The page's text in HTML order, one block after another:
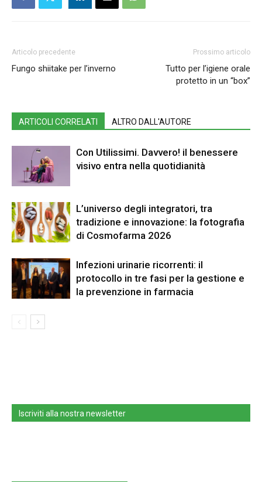
Articolo precedente
Fungo shiitake per l’inverno
Prossimo articolo
Tutto per l’igiene orale
protetto in un “box”
ARTICOLI CORRELATI ALTRO DALL'AUTORE
Con Utilissimi. Davvero! il benessere
visivo entra nella quotidianità
L’universo degli integratori, tra
tradizione e innovazione: la fotografia
di Cosmofarma 2026
Infezioni urinarie ricorrenti: il
protocollo in tre fasi per la gestione e
la prevenzione in farmacia
Iscriviti alla nostra newsletter